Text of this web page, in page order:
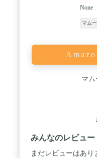
None
マム
マ
みんなのレビュー
まだレビューはあり